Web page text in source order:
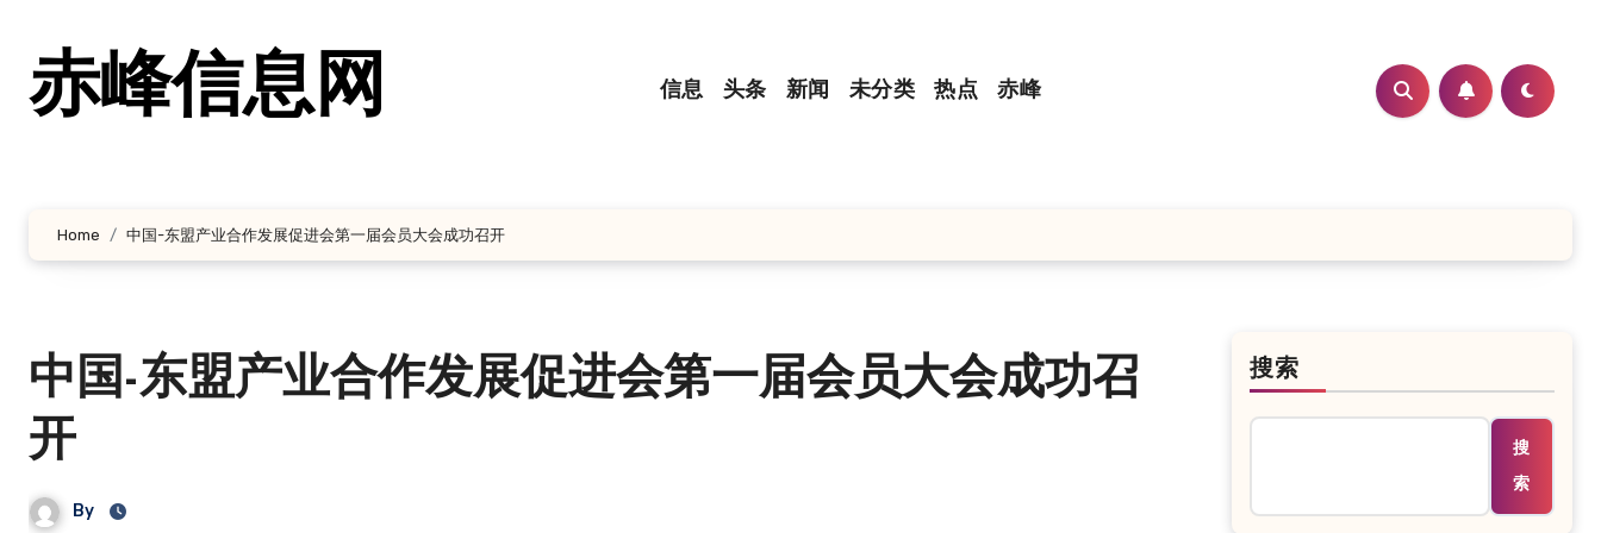
赤峰信息网 信息 头条 新闻 未分类 热点 赤峰
Home 中国-东盟产业合作发展促进会第一届会员大会成功召开
中国-东盟产业合作发展促进会第一届会员大会成功召
开
By
搜索
搜
索